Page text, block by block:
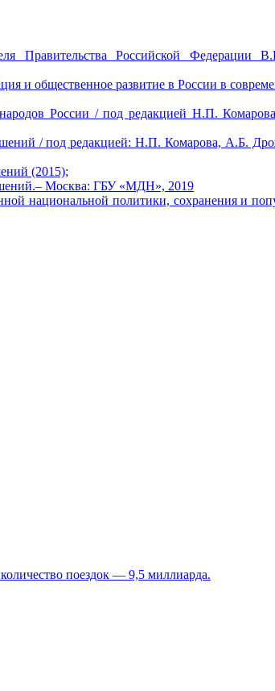
Правительства Российской
и общественное развитие в России в
народов России / под редакцией Н.П.
/ под редакцией: Н.П. Комарова,
(2015);
Москва: ГБУ «МДН», 2019
национальной политики, сохранения и
поездок — 9,5 миллиарда.